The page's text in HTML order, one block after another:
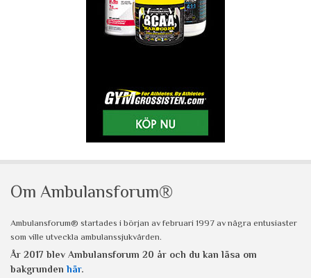
Om Ambulansforum®
Ambulansforum® startades i början av februari 1997 av några entusiaster
som ville utveckla ambulanssjukvården.
År 2017 blev Ambulansforum 20 år och du kan läsa om
bakgrunden här.